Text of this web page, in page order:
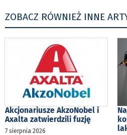
ZOBACZ RÓWNIEŻ INNE
Akcjonariusze AkzoNobel i
Axalta zatwierdzili fuzję
7 sierpnia 2026